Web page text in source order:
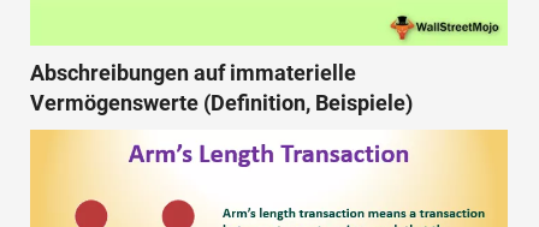
Abschreibungen auf immaterielle
Vermögenswerte (Definition, Beispiele)